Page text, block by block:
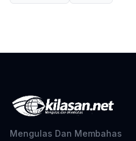
Mengulas Dan Membahas